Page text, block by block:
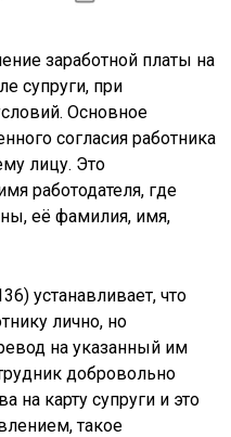
заработной платы на
супруги, при
Основное
согласия работника
лицу. Это
работодателя, где
её фамилия, имя,
устанавливает, что
лично, но
на указанный им
добровольно
на карту супруги и это
такое